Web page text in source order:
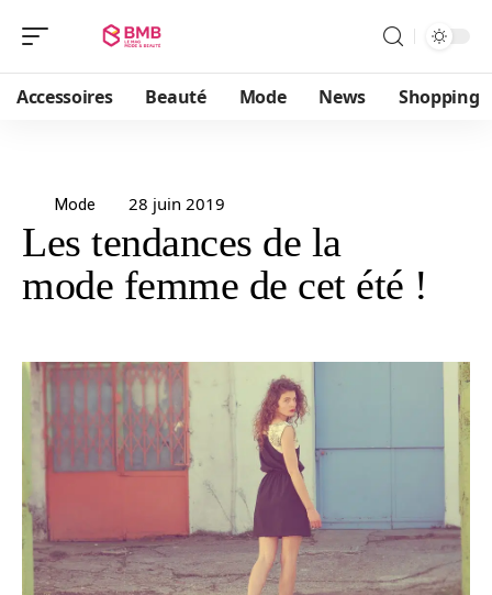
Accessoires Beauté Mode News Shopping
Mode 28 juin 2019
Les tendances de la
mode femme de cet été !